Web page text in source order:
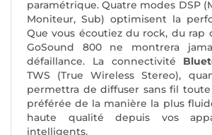
paramétrique. Quatre modes DSP
Moniteur, Sub) optimisent la
Que vous écoutiez du rock, du rap
GoSound 800 ne montrera
défaillance. La connectivité
TWS (True Wireless Stereo),
permettra de diffuser sans fil
préférée de la manière la plus
haute qualité depuis vos
intelligents.